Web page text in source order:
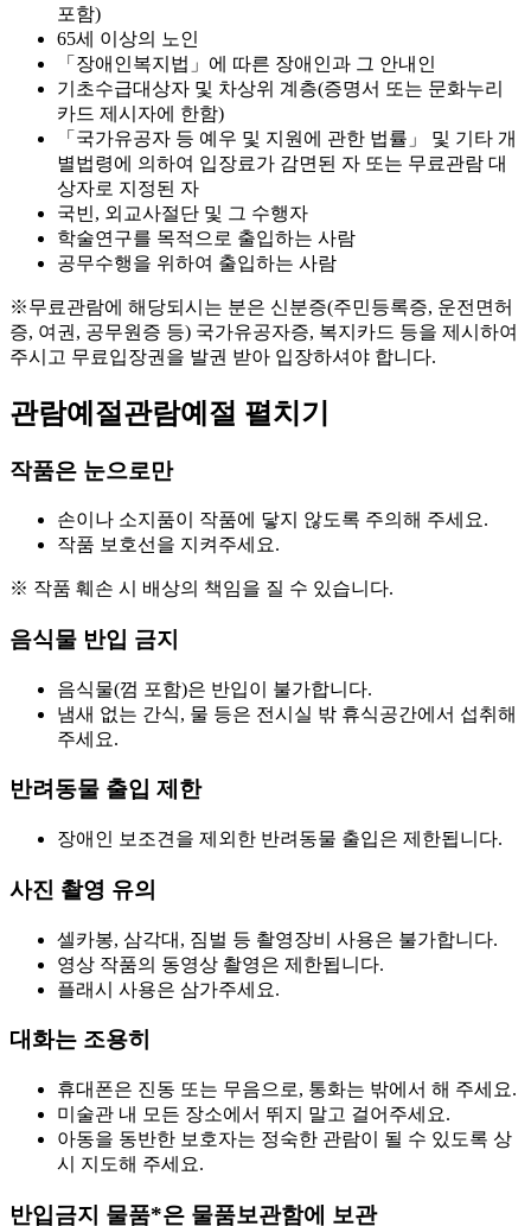
포함)
65세 이상의 노인
「장애인복지법」에 따른 장애인과 그 안내인
기초수급대상자 및 차상위 계층(증명서 또는 문화누리
카드 제시자에 한함)
「국가유공자 등 예우 및 지원에 관한 법률」 및 기타 개
별법령에 의하여 입장료가 감면된 자 또는 무료관람 대
상자로 지정된 자
국빈, 외교사절단 및 그 수행자
학술연구를 목적으로 출입하는 사람
공무수행을 위하여 출입하는 사람
※무료관람에 해당되시는 분은 신분증(주민등록증, 운전면허
증, 여권, 공무원증 등) 국가유공자증, 복지카드 등을 제시하여
주시고 무료입장권을 발권 받아 입장하셔야 합니다.
관람예절 관람예절 펼치기
작품은 눈으로만
손이나 소지품이 작품에 닿지 않도록 주의해 주세요.
작품 보호선을 지켜주세요.
※ 작품 훼손 시 배상의 책임을 질 수 있습니다.
음식물 반입 금지
음식물(껌 포함)은 반입이 불가합니다.
냄새 없는 간식, 물 등은 전시실 밖 휴식공간에서 섭취해
주세요.
반려동물 출입 제한
장애인 보조견을 제외한 반려동물 출입은 제한됩니다.
사진 촬영 유의
셀카봉, 삼각대, 짐벌 등 촬영장비 사용은 불가합니다.
영상 작품의 동영상 촬영은 제한됩니다.
플래시 사용은 삼가주세요.
대화는 조용히
휴대폰은 진동 또는 무음으로, 통화는 밖에서 해 주세요.
미술관 내 모든 장소에서 뛰지 말고 걸어주세요.
아동을 동반한 보호자는 정숙한 관람이 될 수 있도록 상
시 지도해 주세요.
반입금지 물품*은 물품보관함에 보관